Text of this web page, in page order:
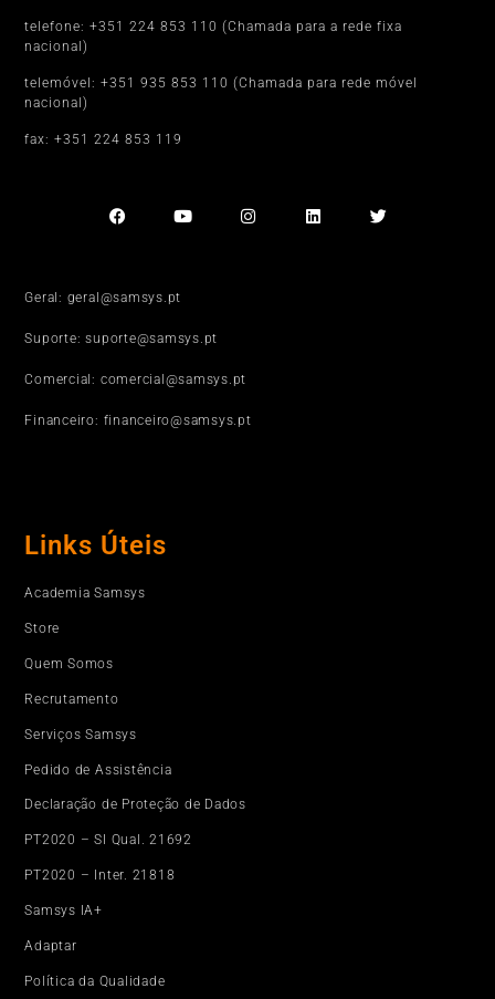
telefone: +351 224 853 110 (Chamada para a rede fixa
nacional)
telemóvel: +351 935 853 110 (Chamada para rede móvel
nacional)
fax: +351 224 853 119
Geral: geral@samsys.pt
Suporte: suporte@samsys.pt
Comercial: comercial@samsys.pt
Financeiro: financeiro@samsys.pt
Links Úteis
Academia Samsys
Store
Quem Somos
Recrutamento
Serviços Samsys
Pedido de Assistência
Declaração de Proteção de Dados
PT2020 – SI Qual. 21692
PT2020 – Inter. 21818
Samsys IA+
Adaptar
Política da Qualidade